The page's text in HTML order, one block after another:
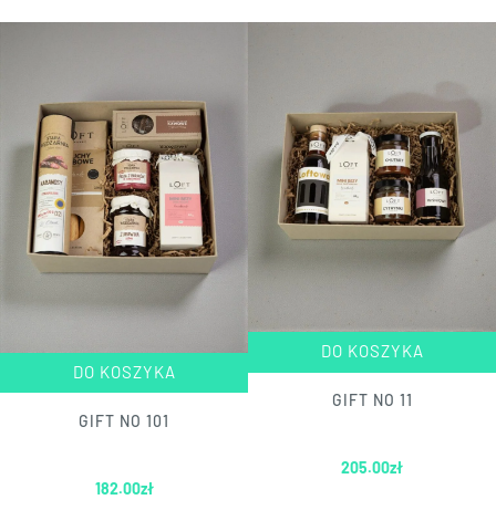
DO KOSZYKA
GIFT NO 101
182.00zł
DO KOSZYKA
GIFT NO 11
205.00zł